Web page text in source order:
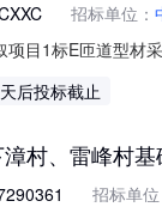
招标单位：
项目1标E匝道型材
，否则做废标处
后投标截止
村、雷峰村
招标单